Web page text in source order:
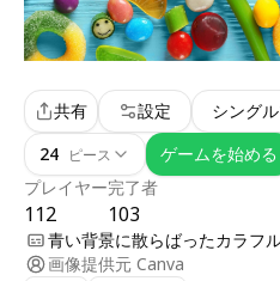
プレイヤー
112
完了者
103
共有 設定
シング
24 ピース ゲームを始める
青い背景に散らばったカラフ
画像提供元 Canva